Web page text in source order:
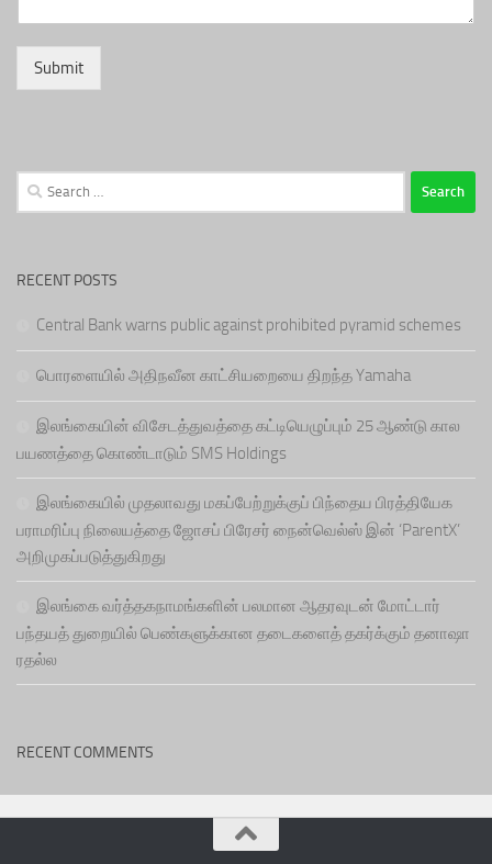
Submit
Search
for:
RECENT POSTS
Central Bank warns public against prohibited pyramid schemes
பொரளையில் அதிநவீன காட்சியறையை திறந்த Yamaha
இலங்கையின் விசேடத்துவத்தை கட்டியெழுப்பும் 25 ஆண்டு கால
பயணத்தை கொண்டாடும் SMS Holdings
இலங்கையில் முதலாவது மகப்பேற்றுக்குப் பிந்தைய பிரத்தியேக
பராமரிப்பு நிலையத்தை ஜோசப் பிரேசர் நைன்வெல்ஸ் இன் ‘ParentX’
அறிமுகப்படுத்துகிறது
இலங்கை வர்த்தகநாமங்களின் பலமான ஆதரவுடன் மோட்டார்
பந்தயத் துறையில் பெண்களுக்கான தடைகளைத் தகர்க்கும் தனாஷா
ரதல்ல
RECENT COMMENTS